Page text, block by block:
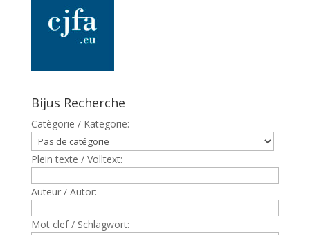
Bijus Recherche
Catègorie / Kategorie:
Plein texte / Volltext:
Auteur / Autor:
Mot clef / Schlagwort: